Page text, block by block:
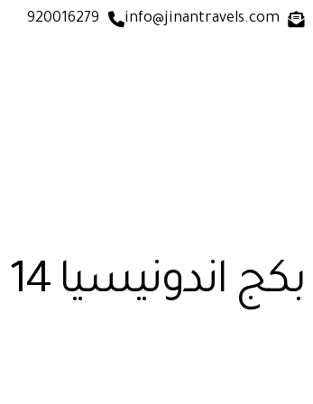
info@jinantravels.com
920016279
بكج اندونيسيا 14 يوم